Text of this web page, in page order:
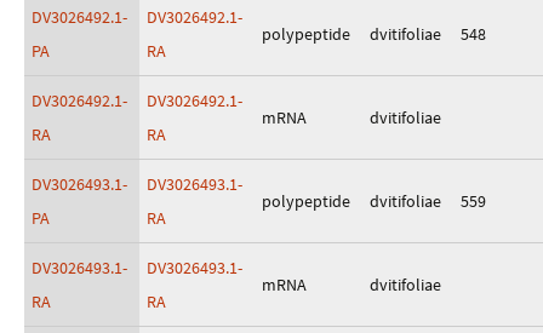
DV3026492.1-
PA
DV3026492.1-
RA
polypeptide dvitifoliae 548
DV3026492.1-
RA
DV3026492.1-
RA
mRNA dvitifoliae
DV3026493.1-
PA
DV3026493.1-
RA
polypeptide dvitifoliae 559
DV3026493.1-
RA
DV3026493.1-
RA
mRNA dvitifoliae